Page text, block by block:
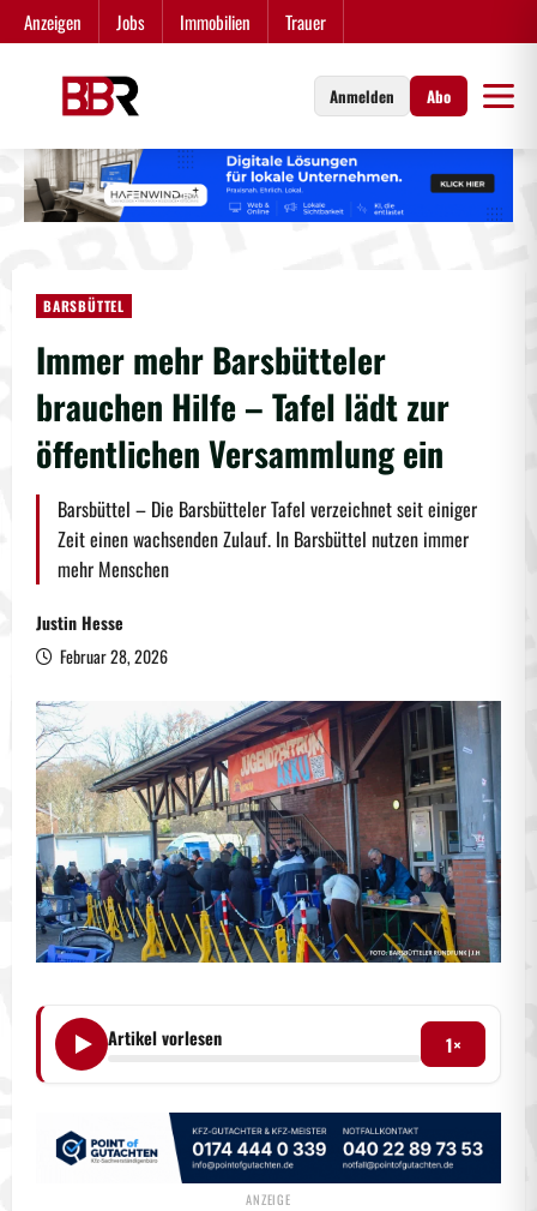
Zum
Inhalt
Anzeigen Jobs Immobilien Trauer
Anmelden Abo
BARSBÜTTEL
Immer mehr Barsbütteler
brauchen Hilfe – Tafel lädt zur
öffentlichen Versammlung ein
Barsbüttel – Die Barsbütteler Tafel verzeichnet seit einiger
Zeit einen wachsenden Zulauf. In Barsbüttel nutzen immer
mehr Menschen
Justin Hesse
Februar 28, 2026
Artikel vorlesen 1×